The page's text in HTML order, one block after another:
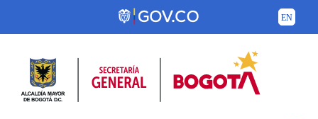
Pasar al contenido principal